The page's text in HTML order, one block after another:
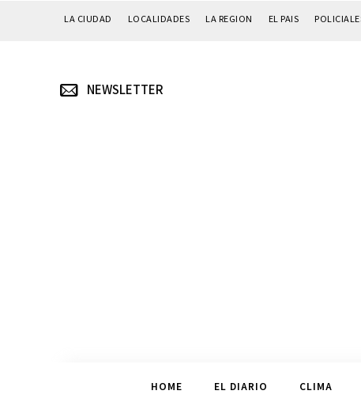
LA CIUDAD LOCALIDADES LA REGION EL PAIS
NEWSLETTER
HOME EL DIARIO CLIMA